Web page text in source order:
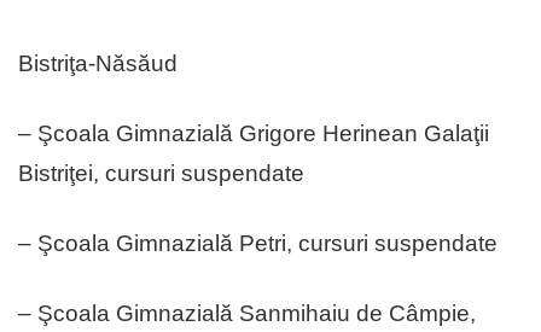
Bistriţa-Năsăud
– Şcoala Gimnazială Grigore Herinean Galaţii
Bistriţei, cursuri suspendate
– Şcoala Gimnazială Petri, cursuri suspendate
– Şcoala Gimnazială Sanmihaiu de Câmpie,